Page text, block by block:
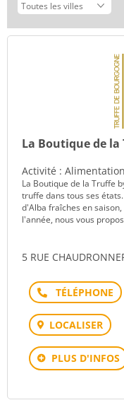
La Boutique de la
Activité :
La Boutique de la Truffe
truffe dans tous ses
d'Alba fraîches en
l'année, nous vous
5 RUE
Téléphone
LOCALISER
PLUS D'INFOS